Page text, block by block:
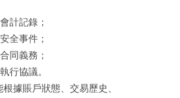
計記錄；
全事件；
同義務；
行協議。
據賬戶狀態、交易歷史、